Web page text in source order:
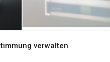
verwalten
Gas Analyzer 150